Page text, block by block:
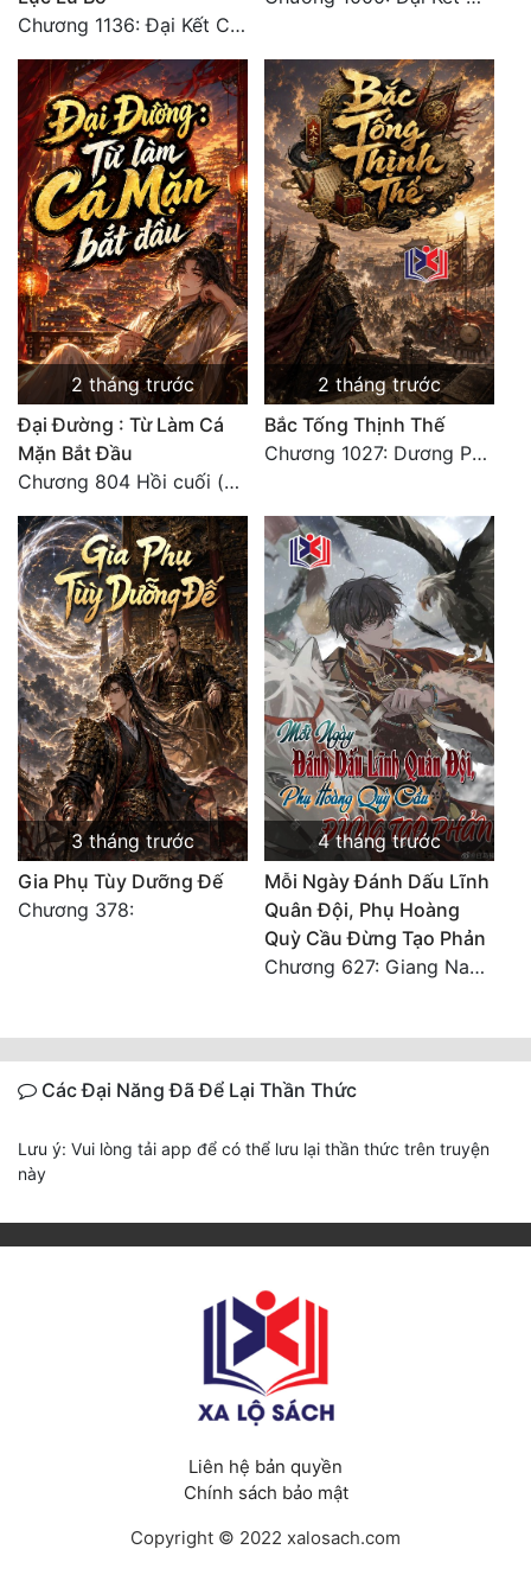
Chương 1136: Đại Kết Cục
2 tháng trước
Đại Đường : Từ Làm Cá
Mặn Bắt Đầu
Chương 804 Hồi cuối (đại kết cục )
2 tháng trước
Bắc Tống Thịnh Thế
Chương 1027: Dương Phàm! Viễn Hàng!
3 tháng trước
Gia Phụ Tùy Dưỡng Đế
Chương 378:
4 tháng trước
Mỗi Ngày Đánh Dấu Lĩnh
Quân Đội, Phụ Hoàng
Quỳ Cầu Đừng Tạo Phản
Chương 627: Giang Nam sáu châu càn khôn định
Các Đại Năng Đã Để Lại Thần Thức
Lưu ý: Vui lòng tải app để có thể lưu lại thần thức trên truyện
này
Liên hệ bản quyền
Chính sách bảo mật
Copyright © 2022 xalosach.com